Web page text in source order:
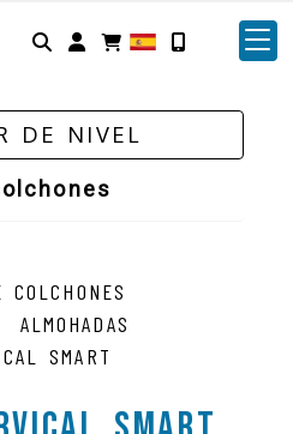
Identifícate
DE NIVEL
ALMOHADAS
SMART